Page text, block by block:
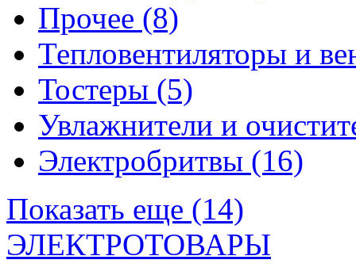
Прочее (8)
Тепловентиляторы и
Тостеры (5)
Увлажнители и
Электробритвы (16)
Показать еще (14)
ЭЛЕКТРОТОВАРЫ